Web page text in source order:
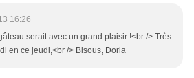
16:26
serait avec un grand plaisir !<br /> Très
en ce jeudi,<br /> Bisous, Doria